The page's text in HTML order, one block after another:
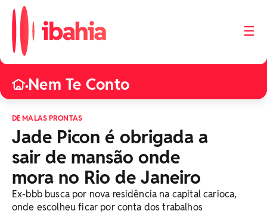
☰
•Nem Te Conto
DE MALAS PRONTAS
Jade Picon é obrigada a
sair de mansão onde
mora no Rio de Janeiro
Ex-bbb busca por nova residência na capital carioca,
onde escolheu ficar por conta dos trabalhos